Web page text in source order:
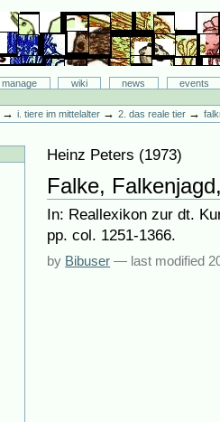
manage wiki news
events
→i. tiere im mittelalter →2. das reale tier →
Heinz Peters (1973)
Falke,
In: Reallexikon zur dt.
pp. col. 1251-1366.
by Bibuser — last modified